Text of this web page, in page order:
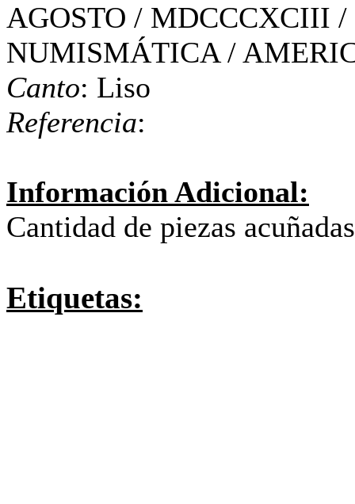
AGOSTO / MDCCCXCIII
NUMISMÁTICA /
Canto: Liso
Referencia:
Información Adicional:
Cantidad de piezas
Etiquetas: